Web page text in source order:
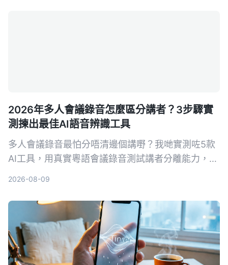
2026年多人會議錄音怎麼區分講者？3步驟實
測揀出最佳AI語音辨識工具
多人會議錄音最怕分唔清邊個講嘢？我哋實測咗5款
AI工具，用真實粵語會議錄音測試講者分離能力，最
時間。
2026-08-09